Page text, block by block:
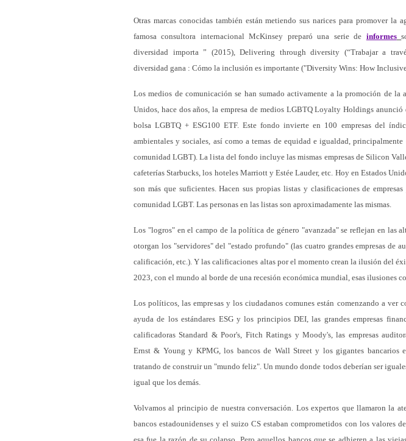
Otras marcas conocidas también están metiendo sus narices para promover la
famosa consultora internacional McKinsey preparó una serie de informes
diversidad importa ” (2015), Delivering through diversity (“Trabajar a
diversidad gana : Cómo la inclusión es importante ("Diversity Wins: How
Los medios de comunicación se han sumado activamente a la promoción de la
Unidos, hace dos años, la empresa de medios LGBTQ Loyalty Holdings
bolsa LGBTQ + ESG100 ETF. Este fondo invierte en 100 empresas del
ambientales y sociales, así como a temas de equidad e igualdad,
comunidad LGBT). La lista del fondo incluye las mismas empresas de Silicon
cafeterías Starbucks, los hoteles Marriott y Estée Lauder, etc. Hoy en Estados
son más que suficientes. Hacen sus propias listas y clasificaciones de
comunidad LGBT. Las personas en las listas son aproximadamente las mismas.
Los "logros" en el campo de la política de género "avanzada" se reflejan en las
otorgan los "servidores" del "estado profundo" (las cuatro grandes empresas de
calificación, etc.). Y las calificaciones altas por el momento crean la ilusión del
2023, con el mundo al borde de una recesión económica mundial, esas ilusiones
Los políticos, las empresas y los ciudadanos comunes están comenzando a ver
ayuda de los estándares ESG y los principios DEI, las grandes empresas
calificadoras Standard & Poor's, Fitch Ratings y Moody's, las empresas
Ernst & Young y KPMG, los bancos de Wall Street y los gigantes bancarios
tratando de construir un "mundo feliz". Un mundo donde todos deberían ser
igual que los demás.
Volvamos al principio de nuestra conversación. Los expertos que llamaron la
bancos estadounidenses y el suizo CS estaban comprometidos con los valores